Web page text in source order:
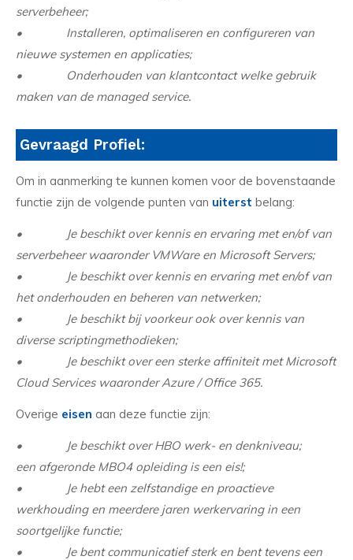
serverbeheer;
• Installeren, optimaliseren en configureren van
nieuwe systemen en applicaties;
• Onderhouden van klantcontact welke gebruik
maken van de managed service.
Gevraagd Profiel:
Om in aanmerking te kunnen komen voor de bovenstaande
functie zijn de volgende punten van uiterst belang:
• Je beschikt over kennis en ervaring met en/of van
serverbeheer waaronder VMWare en Microsoft Servers;
• Je beschikt over kennis en ervaring met en/of van
het onderhouden en beheren van netwerken;
• Je beschikt bij voorkeur ook over kennis van
diverse scriptingmethodieken;
• Je beschikt over een sterke affiniteit met Microsoft
Cloud Services waaronder Azure / Office 365.
Overige eisen aan deze functie zijn:
• Je beschikt over HBO werk- en denkniveau;
een afgeronde MBO4 opleiding is een eis!;
• Je hebt een zelfstandige en proactieve
werkhouding en meerdere jaren werkervaring in een
soortgelijke functie;
• Je bent communicatief sterk en bent tevens een